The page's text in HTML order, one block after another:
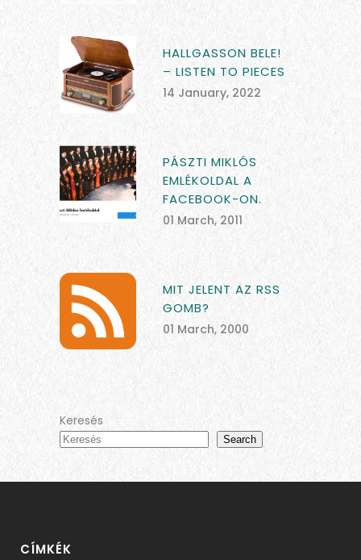
HALLGASSON BELE!
– LISTEN TO PIECES
14 January, 2022
PÁSZTI MIKLÓS
EMLÉKOLDAL A
FACEBOOK-ON.
01 March, 2011
MIT JELENT AZ RSS
GOMB?
01 March, 2000
Keresés
Search
CÍMKÉK